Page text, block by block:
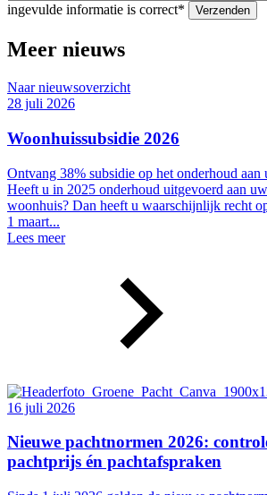
ingevulde informatie is correct*
Meer nieuws
Naar nieuwsoverzicht
28 juli 2026
Woonhuissubsidie 2026
Ontvang 38% subsidie op het onderhoud
Heeft u in 2025 onderhoud uitgevoerd aan
woonhuis? Dan heeft u waarschijnlijk recht
1 maart...
Lees meer
16 juli 2026
Nieuwe pachtnormen 2026:
pachtprijs én pachtafspraken